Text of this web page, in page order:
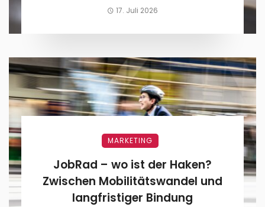
17. Juli 2026
MARKETING
JobRad – wo ist der Haken?
Zwischen Mobilitätswandel und
langfristiger Bindung